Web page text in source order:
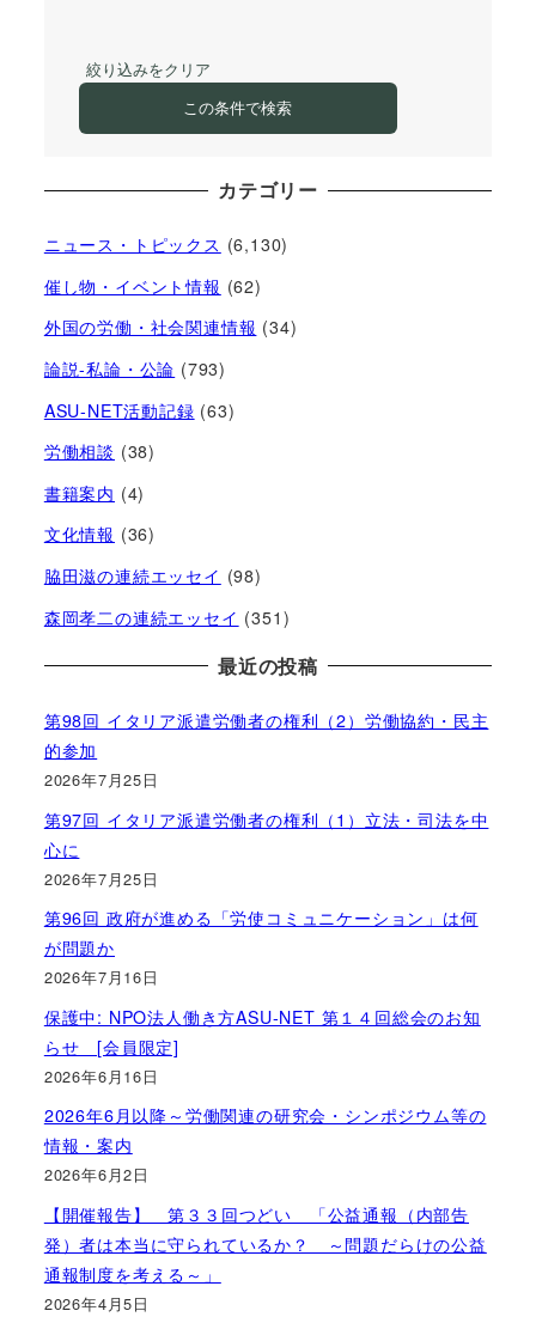
絞り込みをクリア
この条件で検索
カテゴリー
ニュース・トピックス (6,130)
催し物・イベント情報 (62)
外国の労働・社会関連情報 (34)
論説-私論・公論 (793)
ASU-NET活動記録 (63)
労働相談 (38)
書籍案内 (4)
文化情報 (36)
脇田滋の連続エッセイ (98)
森岡孝二の連続エッセイ (351)
最近の投稿
第98回 イタリア派遣労働者の権利（2）労働協約・民主
的参加
2026年7月25日
第97回 イタリア派遣労働者の権利（1）立法・司法を中
心に
2026年7月25日
第96回 政府が進める「労使コミュニケーション」は何
が問題か
2026年7月16日
保護中: NPO法人働き方ASU-NET 第１４回総会のお知
らせ [会員限定]
2026年6月16日
2026年6月以降～労働関連の研究会・シンポジウム等の
情報・案内
2026年6月2日
【開催報告】 第３３回つどい 「公益通報（内部告
発）者は本当に守られているか？ ～問題だらけの公益
通報制度を考える～」
2026年4月5日